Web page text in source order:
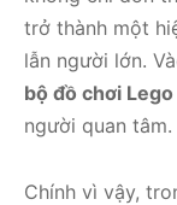
trở thành một
lẫn người lớn.
bộ đồ chơi
người quan tâm.
Chính vì vậy,